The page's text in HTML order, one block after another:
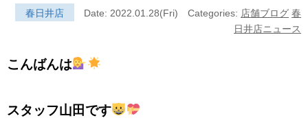
春日井店 Date: 2022.01.28(Fri) Categories: 店舗ブログ 春
日井店ニュース
こんばんは
スタッフ山田です